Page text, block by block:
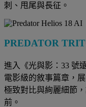
刺、甩尾與長征。
PREDATOR
進入《光與影：33 號
電影級的敘事篇章，
極致對比與絢麗細節
前。